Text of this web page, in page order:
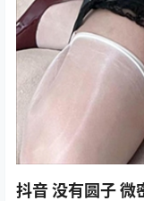
抖音 没有圆子 微